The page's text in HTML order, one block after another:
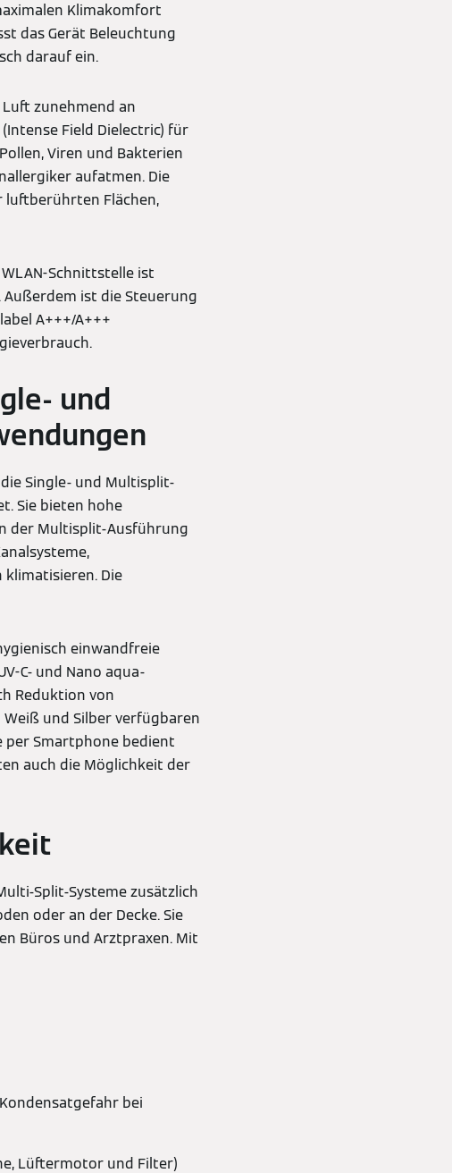
Klimakomfort
das Gerät Beleuchtung
darauf ein.
zunehmend an
Field Dielectric) für
Viren und Bakterien
aufatmen. Die
luftberührten Flächen,
Schnittstelle ist
ist die Steuerung
A+++/A+++
und
Single- und Multisplit-
Sie bieten hohe
der Multisplit-Ausführung
klimatisieren. Die
einwandfreie
C- und Nano aqua-
Reduktion von
und Silber verfügbaren
per Smartphone bedient
auch die Möglichkeit der
Split-Systeme zusätzlich
oder an der Decke. Sie
Büros und Arztpraxen. Mit
bei
Lüftermotor und Filter)